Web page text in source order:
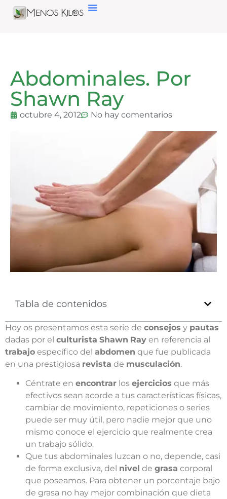
Abdominales. Por
Shawn Ray
octubre 4, 2012 No hay comentarios
Tabla de contenidos
Hoy os presentamos esta serie de consejos y pautas
dadas por el culturista Shawn Ray en referencia al
trabajo específico del abdomen que fue publicada
en una prestigiosa revista de musculación.
Céntrate en encontrar los ejercicios que más
efectivos sean acorde a tus características físicas,
cambiar de movimiento, repeticiones o series
puede ser muy útil, pero nadie mejor que uno
mismo conoce el ejercicio que realmente crea
un trabajo sólido.
Que tus abdominales luzcan o no, depende, casi
de forma exclusiva, del nivel de grasa corporal
que poseamos. Para obtener un porcentaje bajo
de grasa no hay mejor combinación que dieta